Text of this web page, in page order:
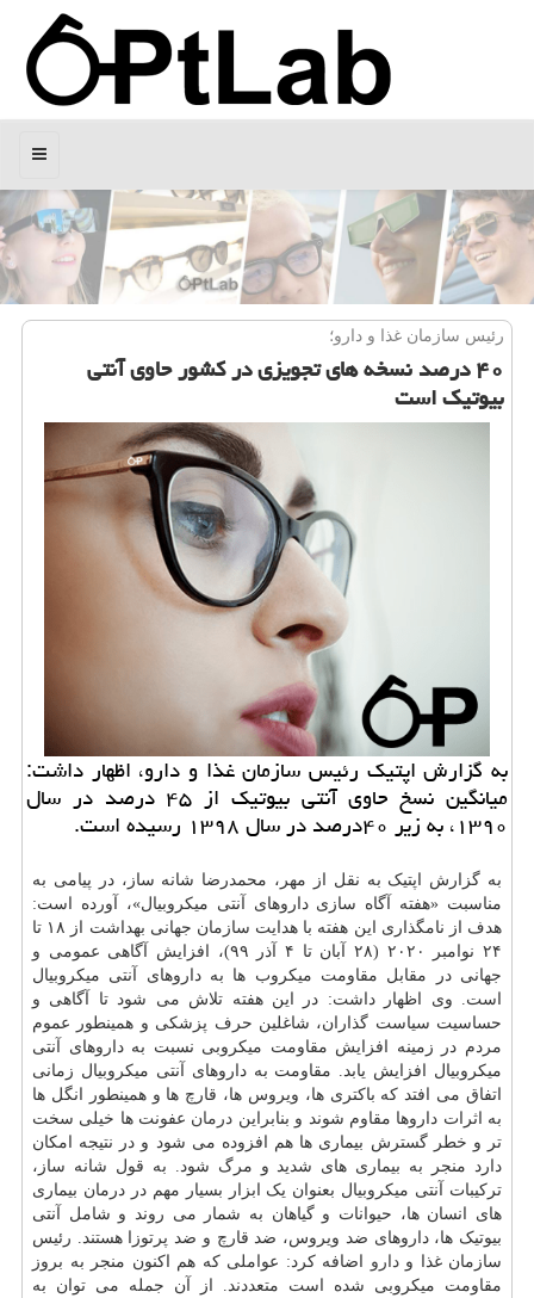
منو
رئیس سازمان غذا و دارو؛
۴۰ درصد نسخه های تجویزی در كشور حاوی آنتی
بیوتیك است
به گزارش اپتیك رئیس سازمان غذا و دارو، اظهار داشت:
میانگین نسخ حاوی آنتی بیوتیك از ۴۵ درصد در سال
۱۳۹۰، به زیر ۴۰درصد در سال ۱۳۹۸ رسیده است.
به گزارش اپتیک به نقل از مهر، محمدرضا شانه ساز، در پیامی به
مناسبت «هفته آگاه سازی داروهای آنتی میکروبیال»، آورده است:
هدف از نامگذاری این هفته با هدایت سازمان جهانی بهداشت از ۱۸ تا
۲۴ نوامبر ۲۰۲۰ (۲۸ آبان تا ۴ آذر ۹۹)، افزایش آگاهی عمومی و
جهانی در مقابل مقاومت میکروب ها به داروهای آنتی میکروبیال
است. وی اظهار داشت: در این هفته تلاش می شود تا آگاهی و
حساسیت سیاست گذاران، شاغلین حرف پزشکی و همینطور عموم
مردم در زمینه افزایش مقاومت میکروبی نسبت به داروهای آنتی
میکروبیال افزایش یابد. مقاومت به داروهای آنتی میکروبیال زمانی
اتفاق می افتد که باکتری ها، ویروس ها، قارچ ها و همینطور انگل ها
به اثرات داروها مقاوم شوند و بنابراین درمان عفونت ها خیلی سخت
تر و خطر گسترش بیماری ها هم افزوده می شود و در نتیجه امکان
دارد منجر به بیماری های شدید و مرگ شود. به قول شانه ساز،
ترکیبات آنتی میکروبیال بعنوان یک ابزار بسیار مهم در درمان بیماری
های انسان ها، حیوانات و گیاهان به شمار می روند و شامل آنتی
بیوتیک ها، داروهای ضد ویروس، ضد قارچ و ضد پرتوزا هستند. رئیس
سازمان غذا ودارو اضافه کرد: عواملی که هم اکنون منجر به بروز
مقاومت میکروبی شده است متعددند. از آن جمله می توان به